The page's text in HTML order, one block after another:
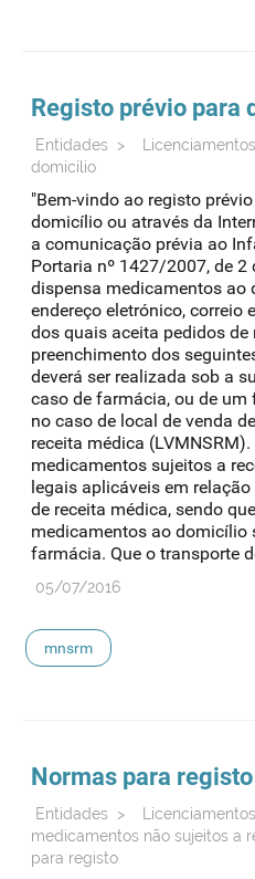
Registo prévio para
Entidades > Licenciamentos
domicílio
"Bem-vindo ao registo
domicílio ou através da
a comunicação prévia ao
Portaria nº 1427/2007, de
dispensa medicamentos ao
endereço eletrónico, correio
dos quais aceita pedidos de
preenchimento dos
deverá ser realizada sob a
caso de farmácia, ou de
no caso de local de venda
receita médica
medicamentos sujeitos a
legais aplicáveis em
de receita médica, sendo
medicamentos ao domicílio
farmácia. Que o transporte
05/07/2016
mnsrm
Normas para registo
Entidades > Licenciamentos
medicamentos não sujeitos a
para registo